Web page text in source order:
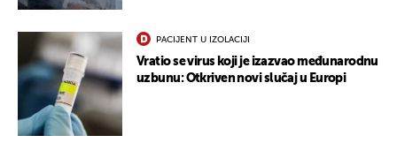
PACIJENT U IZOLACIJI
Vratio se virus koji je izazvao međunarodnu
uzbunu: Otkriven novi slučaj u Europi